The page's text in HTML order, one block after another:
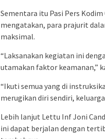
Sementara itu Pasi Pers
mengatakan, para prajurit
maksimal.
“Laksanakan kegiatan ini
utamakan faktor keamanan,”
“Ikuti semua yang di
merugikan diri sendiri,
Lebih lanjut Lettu Inf Joni
ini dapat berjalan dengan